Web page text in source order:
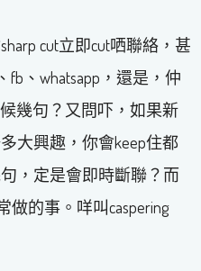
cut立即cut哂聯絡，甚
fb、whatsapp，還是，仲
幾句？又問吓，如果新
大興趣，你會keep住都
，定是會即時斷聯？而
做的事。咩叫caspering